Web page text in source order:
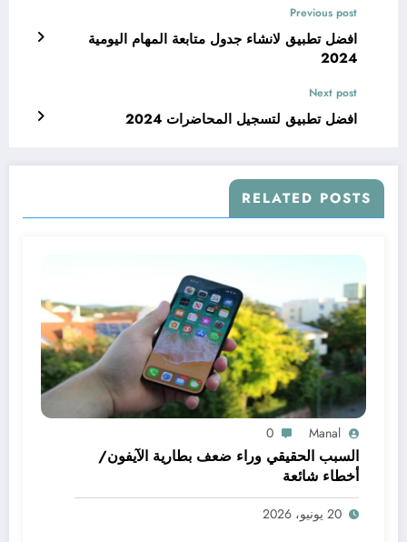
Previous post
افضل تطبيق لانشاء جدول متابعة المهام اليومية
2024
Next post
افضل تطبيق لتسجيل المحاضرات 2024
RELATED POSTS
Manal
0
السبب الحقيقي وراء ضعف بطارية الآيفون/
أخطاء شائعة
20 يونيو، 2026